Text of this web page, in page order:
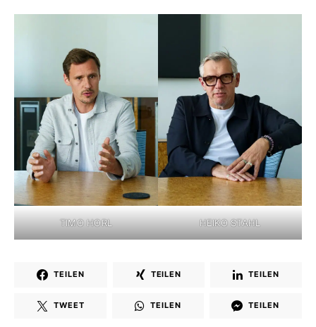
TIMO HORL HEIKO STAHL
TEILEN TEILEN TEILEN
TWEET TEILEN TEILEN